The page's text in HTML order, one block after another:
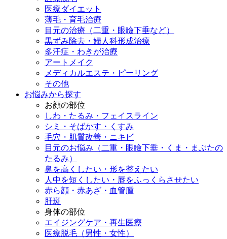
医療ダイエット
薄毛・育毛治療
目元の治療（二重・眼瞼下垂など）
黒ずみ除去・婦人科形成治療
多汗症・わきが治療
アートメイク
メディカルエステ・ピーリング
その他
お悩みから探す
お顔の部位
しわ・たるみ・フェイスライン
シミ・そばかす・くすみ
毛穴・肌質改善・ニキビ
目元のお悩み（二重・眼瞼下垂・くま・まぶたの
たるみ）
鼻を高くしたい・形を整えたい
人中を短くしたい・唇をふっくらさせたい
赤ら顔・赤あざ・血管腫
肝斑
身体の部位
エイジングケア・再生医療
医療脱毛（男性・女性）